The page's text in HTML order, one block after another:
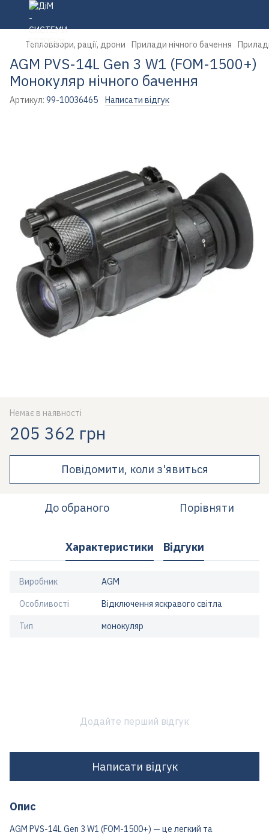
Тепловізори, рації, дрони Прилади нічного бачення
AGM PVS-14L Gen 3 W1 (FOM-1500+)
Монокуляр нічного бачення
Артикул: 99-10036465 Написати відгук
Немає в наявності
205 362 грн
Повідомити, коли з'явиться
До обраного Порівняти
Характеристики Відгуки
Виробник AGM
Особливості Відключення яскравого світла
Тип монокуляр
Додайте перший відгук
Написати відгук
Опис
AGM PVS-14L Gen 3 W1 (FOM-1500+) — це легкий та